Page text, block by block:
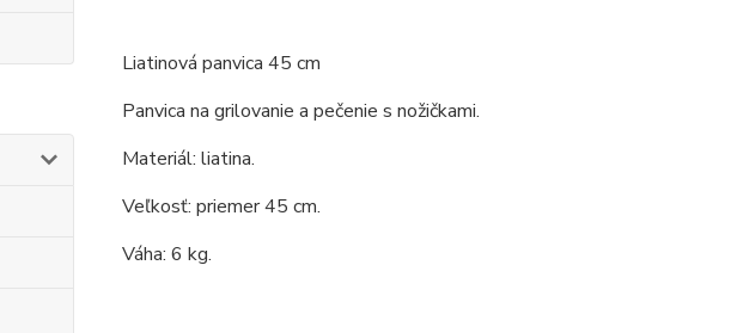
Liatinová panvica 45 cm
Panvica na grilovanie a pečenie s nožičkami.
Materiál: liatina.
Veľkosť: priemer 45 cm.
Váha: 6 kg.